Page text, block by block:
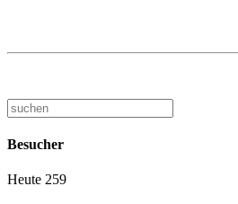
Besucher
Heute 259